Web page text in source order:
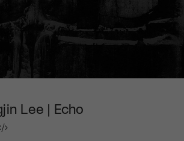
Lee | Echo
Art»!
Kulturschaffende(r) oder
unsere Arbeit.